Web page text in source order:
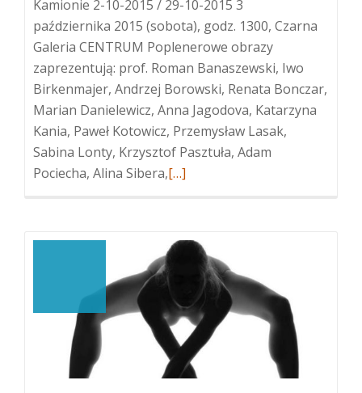
Kamionie 2-10-2015 / 29-10-2015 3
października 2015 (sobota), godz. 1300, Czarna
Galeria CENTRUM Poplenerowe obrazy
zaprezentują: prof. Roman Banaszewski, Iwo
Birkenmajer, Andrzej Borowski, Renata Bonczar,
Marian Danielewicz, Anna Jagodova, Katarzyna
Kania, Paweł Kotowicz, Przemysław Lasak,
Sabina Lonty, Krzysztof Pasztuła, Adam
Pociecha, Alina Sibera,Więcej
Pleneru
Malarstwa
Figuratywnego
[…]